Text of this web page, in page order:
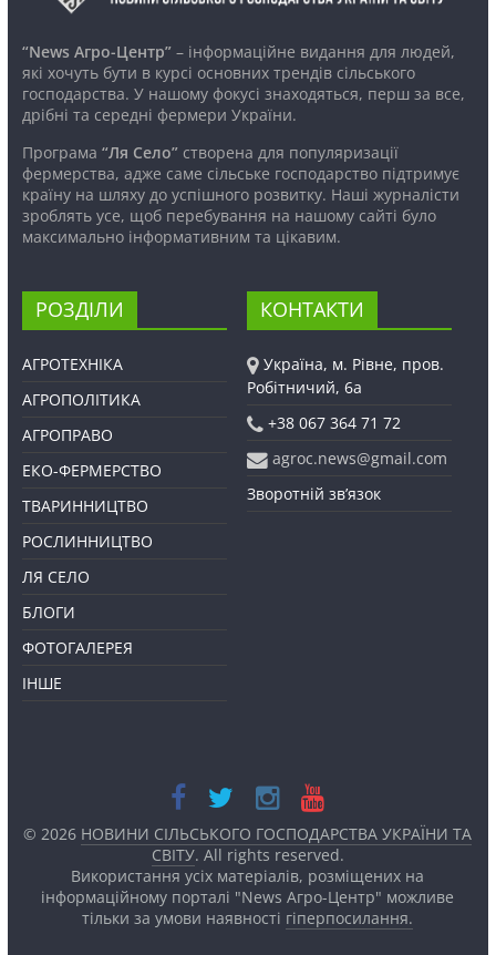
“News Агро-Центр”– інформаційне видання для людей,
які хочуть бути в курсі основних трендів сільського
господарства. У нашому фокусі знаходяться, перш за все,
дрібні та середні фермери України.
Програма “Ля Село”створена для популяризації
фермерства, адже саме сільське господарство підтримує
країну на шляху до успішного розвитку. Наші журналісти
зроблять усе, щоб перебування на нашому сайті було
максимально інформативним та цікавим.
РОЗДІЛИ
АГРОТЕХНІКА
АГРОПОЛІТИКА
АГРОПРАВО
ЕКО-ФЕРМЕРСТВО
ТВАРИННИЦТВО
РОСЛИННИЦТВО
ЛЯ СЕЛО
БЛОГИ
ФОТОГАЛЕРЕЯ
ІНШЕ
КОНТАКТИ
Україна, м. Рівне, пров.
Робітничий, 6а
+38 067 364 71 72
agroc.news@gmail.com
Зворотній зв’язок
© 2026 НОВИНИ СІЛЬСЬКОГО ГОСПОДАРСТВА УКРАЇНИ ТА
СВІТУ. All rights reserved.
Використання усіх матеріалів, розміщених на
інформаційному порталі "News Агро-Центр" можливе
тільки за умови наявності гіперпосилання.